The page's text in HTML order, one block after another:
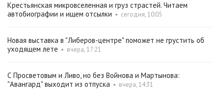
Крестьянская микровселенная и груз страстей. Читаем
автобиографии и ищем отсылки • сегодня, 10:05
Новая выставка в "Либеров-центре" поможет не грустить об
уходящем лете • вчера, 17:21
С Просветовым и Ливо, но без Войнова и Мартынова:
"Авангард" выходит из отпуска • вчера, 14:31